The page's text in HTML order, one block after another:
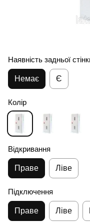
Наявність задньої
Немає Є
Колір
Відкривання
Праве Ліве
Підключення
Праве Ліве